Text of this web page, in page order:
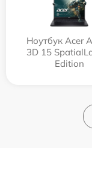
Ноутбук Acer
3D 15
Edition